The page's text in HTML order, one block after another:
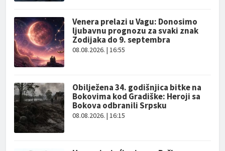
Venera prelazi u Vagu: Donosimo
ljubavnu prognozu za svaki znak
Zodijaka do 9. septembra
08.08.2026. | 16:55
Obilježena 34. godišnjica bitke na
Bokovima kod Gradiške: Heroji sa
Bokova odbranili Srpsku
08.08.2026. | 16:15